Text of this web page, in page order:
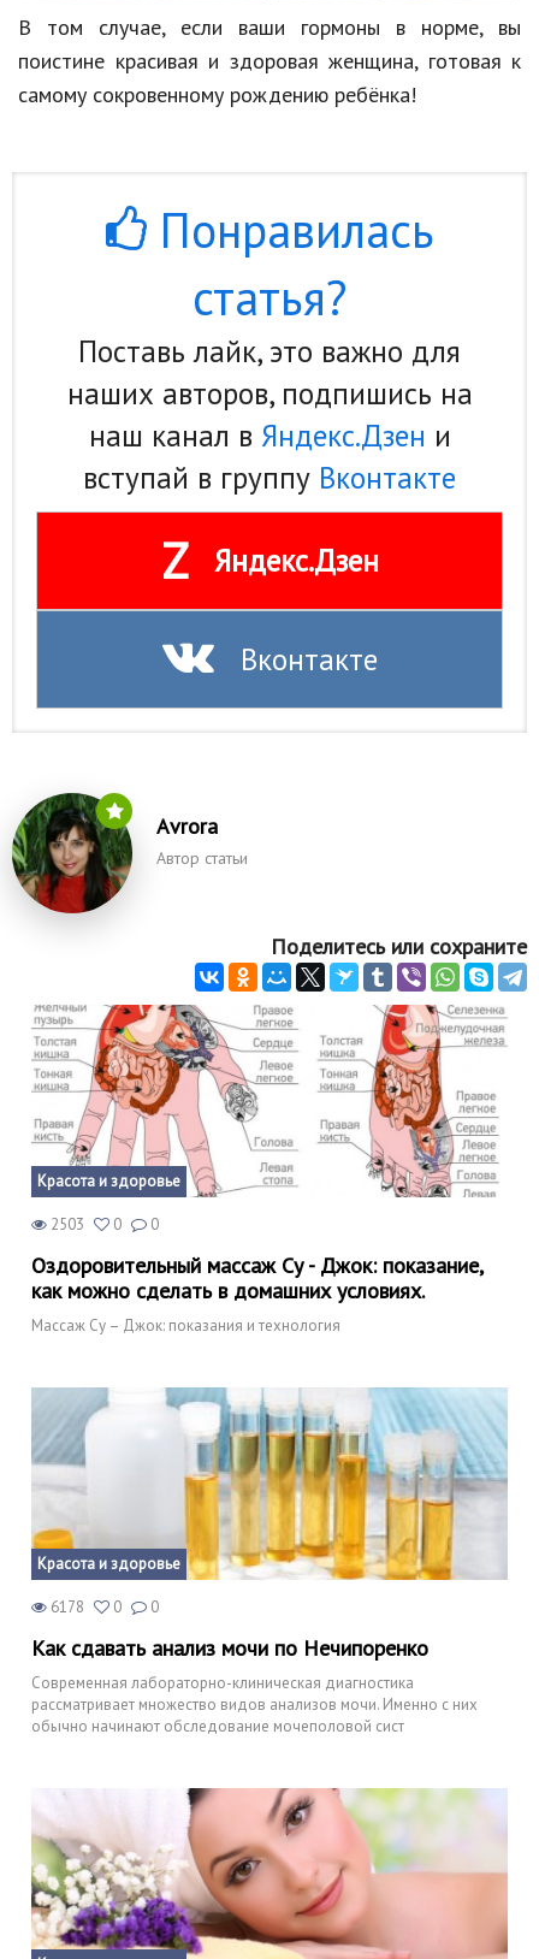
В том случае, если ваши гормоны в норме, вы
поистине красивая и здоровая женщина, готовая к
самому сокровенному рождению ребёнка!
Понравилась
статья?
Поставь лайк, это важно для
наших авторов, подпишись на
наш канал в Яндекс.Дзен и
вступай в группу Вконтакте
Z Яндекс.Дзен
Вконтакте
Аvrora
Автор статьи
Поделитесь или сохраните
Красота и здоровье
2503 0 0
Оздоровительный массаж Су - Джок: показание,
как можно сделать в домашних условиях.
Массаж Су – Джок: показания и технология
Красота и здоровье
6178 0 0
Как сдавать анализ мочи по Нечипоренко
Современная лабораторно-клиническая диагностика
рассматривает множество видов анализов мочи. Именно с них
обычно начинают обследование мочеполовой сист